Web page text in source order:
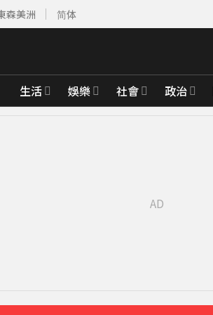
森美洲 简体
生活 娛樂 社會 政治